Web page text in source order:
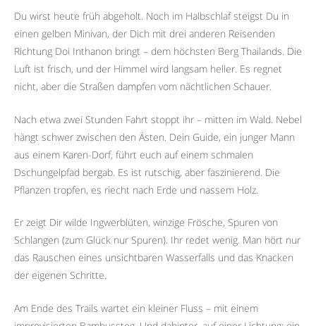
Du wirst heute früh abgeholt. Noch im Halbschlaf steigst Du in
einen gelben Minivan, der Dich mit drei anderen Reisenden
Richtung Doi Inthanon bringt – dem höchsten Berg Thailands. Die
Luft ist frisch, und der Himmel wird langsam heller. Es regnet
nicht, aber die Straßen dampfen vom nächtlichen Schauer.
Nach etwa zwei Stunden Fahrt stoppt ihr – mitten im Wald. Nebel
hängt schwer zwischen den Ästen. Dein Guide, ein junger Mann
aus einem Karen-Dorf, führt euch auf einem schmalen
Dschungelpfad bergab. Es ist rutschig, aber faszinierend. Die
Pflanzen tropfen, es riecht nach Erde und nassem Holz.
Er zeigt Dir wilde Ingwerblüten, winzige Frösche, Spuren von
Schlangen (zum Glück nur Spuren). Ihr redet wenig. Man hört nur
das Rauschen eines unsichtbaren Wasserfalls und das Knacken
der eigenen Schritte.
Am Ende des Trails wartet ein kleiner Fluss – mit einem